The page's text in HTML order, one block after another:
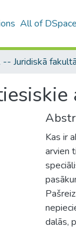
All of DSpace
Kas ir
arvien
dalās,